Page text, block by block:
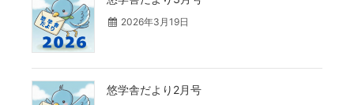
2026年3月19日
悠学舎だより2月号